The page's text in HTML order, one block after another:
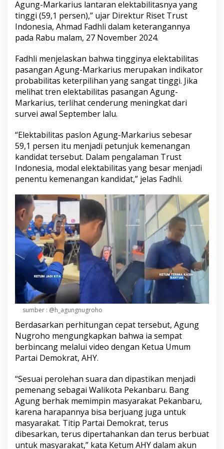
Agung-Markarius lantaran elektabilitasnya yang
tinggi (59,1 persen),” ujar Direktur Riset Trust
Indonesia, Ahmad Fadhli dalam keterangannya
pada Rabu malam, 27 November 2024.
Fadhli menjelaskan bahwa tingginya elektabilitas
pasangan Agung-Markarius merupakan indikator
probabilitas keterpilihan yang sangat tinggi. Jika
melihat tren elektabilitas pasangan Agung-
Markarius, terlihat cenderung meningkat dari
survei awal September lalu.
“Elektabilitas paslon Agung-Markarius sebesar
59,1 persen itu menjadi petunjuk kemenangan
kandidat tersebut. Dalam pengalaman Trust
Indonesia, modal elektabilitas yang besar menjadi
penentu kemenangan kandidat,” jelas Fadhli.
sumber : @h_agungnugroho
Berdasarkan perhitungan cepat tersebut, Agung
Nugroho mengungkapkan bahwa ia sempat
berbincang melalui video dengan Ketua Umum
Partai Demokrat, AHY.
“Sesuai perolehan suara dan dipastikan menjadi
pemenang sebagai Walikota Pekanbaru. Bang
Agung berhak memimpin masyarakat Pekanbaru,
karena harapannya bisa berjuang juga untuk
masyarakat. Titip Partai Demokrat, terus
dibesarkan, terus dipertahankan dan terus berbuat
untuk masyarakat,” kata Ketum AHY dalam akun